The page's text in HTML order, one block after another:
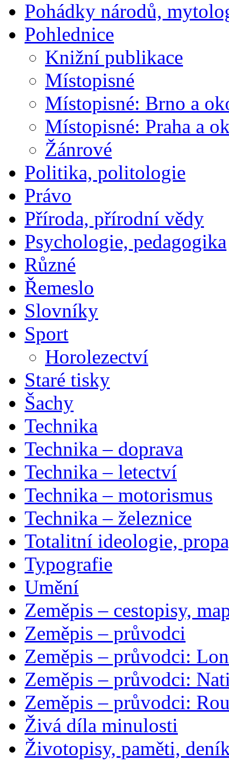
Pohádky národů,
Pohlednice
Knižní publikace
Místopisné
Místopisné: Brno a
Místopisné: Praha a
Žánrové
Politika, politologie
Právo
Příroda, přírodní vědy
Psychologie, pedagogika
Různé
Řemeslo
Slovníky
Sport
Horolezectví
Staré tisky
Šachy
Technika
Technika – doprava
Technika – letectví
Technika – motorismus
Technika – železnice
Totalitní ideologie,
Typografie
Umění
Zeměpis – cestopisy,
Zeměpis – průvodci
Zeměpis – průvodci:
Zeměpis – průvodci:
Zeměpis – průvodci:
Živá díla minulosti
Životopisy, paměti,